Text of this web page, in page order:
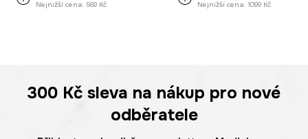
Nejnižší cena: 569 Kč
Nejnižší cena: 1099 Kč
300 Kč sleva na nákup pro nové
odběratele